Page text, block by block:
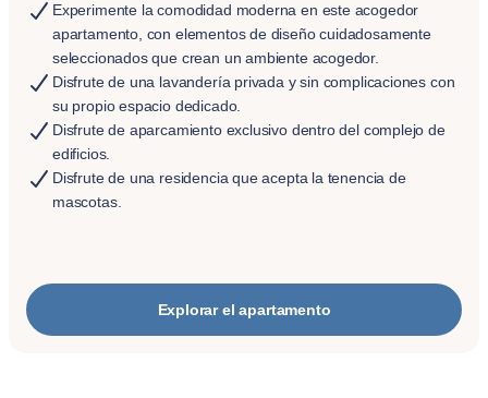
Experimente la comodidad moderna en este acogedor
apartamento, con elementos de diseño cuidadosamente
seleccionados que crean un ambiente acogedor.
Disfrute de una lavandería privada y sin complicaciones con
su propio espacio dedicado.
Disfrute de aparcamiento exclusivo dentro del complejo de
edificios.
Disfrute de una residencia que acepta la tenencia de
mascotas.
Explorar el apartamento